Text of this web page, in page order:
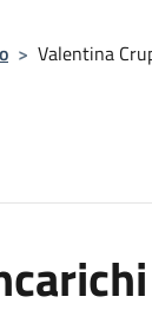
> Valentina